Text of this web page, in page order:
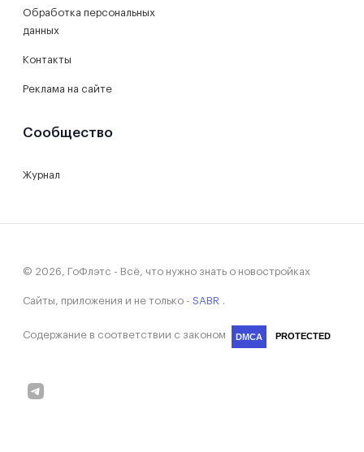
Обработка персональных
данных
Контакты
Реклама на сайте
Сообщество
Журнал
© 2026, ГоФлэтс - Всё, что нужно знать о новостройках
Сайты, приложения и не только - SABR
Содержание в соответствии с законом DMCA PROTECTED